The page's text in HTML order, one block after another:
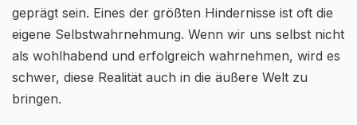
geprägt sein. Eines der größten Hindernisse ist oft die
eigene Selbstwahrnehmung. Wenn wir uns selbst nicht
als wohlhabend und erfolgreich wahrnehmen, wird es
schwer, diese Realität auch in die äußere Welt zu
bringen.